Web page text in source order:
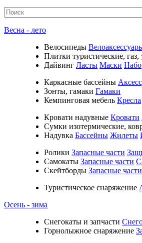
Весна - лето
Велосипеды
Плитки туристические, газ,
Дайвинг Ласты Маски
Каркасные бассейны
Зонты, гамаки Гамаки
Кемпинговая мебель Кресла
Кровати надувные Кровати
Cумки изотермические,
Надувка Бассейны Жилеты
Ролики Запасные части
Самокаты Запасные части
Скейтборды Запасные части
Туристическое снаряжение
Осень - зима
Cнегокаты и запчасти
Горнолыжное снаряжение